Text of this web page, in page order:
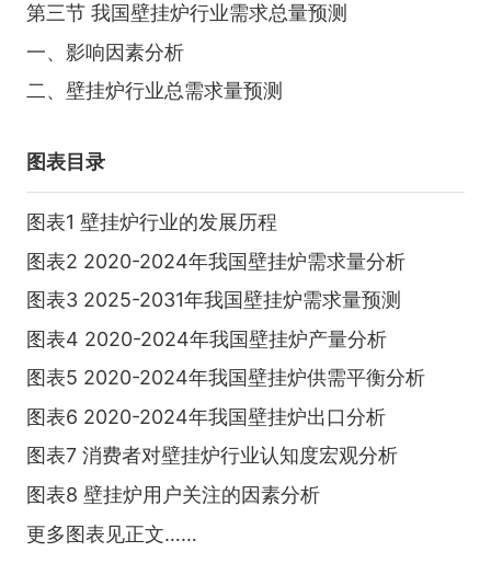
第三节 我国壁挂炉行业需求总量预测
一、影响因素分析
二、壁挂炉行业总需求量预测
图表目录
图表1 壁挂炉行业的发展历程
图表2 2020-2024年我国壁挂炉需求量分析
图表3 2025-2031年我国壁挂炉需求量预测
图表4 2020-2024年我国壁挂炉产量分析
图表5 2020-2024年我国壁挂炉供需平衡分析
图表6 2020-2024年我国壁挂炉出口分析
图表7 消费者对壁挂炉行业认知度宏观分析
图表8 壁挂炉用户关注的因素分析
更多图表见正文……